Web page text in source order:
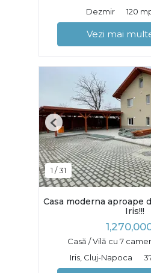
Dezmir
120
Vezi mai
1 /31
Previous
Casa moderna aproape
Iris!!!
Casă / Vilă cu 7
Iris, Cluj-Napoca